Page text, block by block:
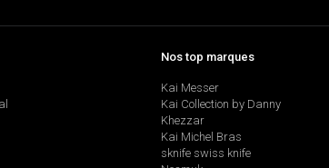
Nos top marques
Kai Messer
Kai Collection by Danny
Khezzar
Kai Michel Bras
sknife swiss knife